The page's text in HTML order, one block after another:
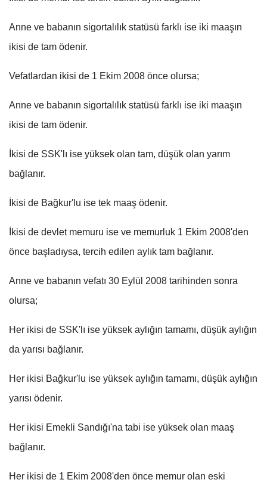
Anne ve babanın sigortalılık statüsü farklı ise iki maaşın
ikisi de tam ödenir.
Vefatlardan ikisi de 1 Ekim 2008 önce olursa;
Anne ve babanın sigortalılık statüsü farklı ise iki maaşın
ikisi de tam ödenir.
İkisi de SSK'lı ise yüksek olan tam, düşük olan yarım
bağlanır.
İkisi de Bağkur'lu ise tek maaş ödenir.
İkisi de devlet memuru ise ve memurluk 1 Ekim 2008'den
önce başladıysa, tercih edilen aylık tam bağlanır.
Anne ve babanın vefatı 30 Eylül 2008 tarihinden sonra
olursa;
Her ikisi de SSK'lı ise yüksek aylığın tamamı, düşük aylığın
da yarısı bağlanır.
Her ikisi Bağkur'lu ise yüksek aylığın tamamı, düşük aylığın
yarısı ödenir.
Her ikisi Emekli Sandığı'na tabi ise yüksek olan maaş
bağlanır.
Her ikisi de 1 Ekim 2008'den önce memur olan eski